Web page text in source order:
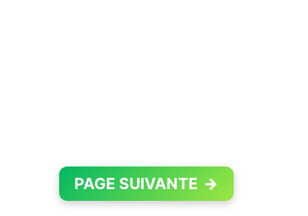
PAGE SUIVANTE →